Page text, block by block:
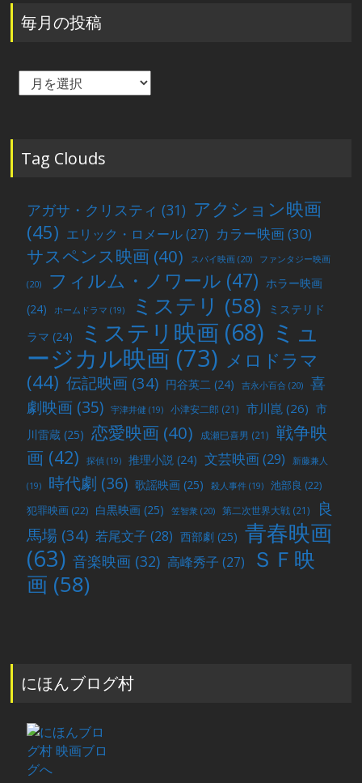
毎月の投稿
毎
稿
Tag Clouds
アガサ・クリスティ (31) アクション映画
(45) エリック・ロメール(27) カラー映画(30)
サスペンス映画 (40) スパイ映画 (20) ファンタジー映画
(20) フィルム・ノワール (47) ホラー映画
(24)
ホームドラマ (19) ミステリ (58)
ミステリド
ラマ (24) ミステリ映画 (68) ミュ
ージカル映画 (73) メロドラマ
(44) 伝記映画 (34) 円谷英二 (24) 吉永小百合 (20)
喜
劇映画 (35) 宇津井健 (19) 小津安二郎 (21) 市川崑 (26) 市
川雷蔵 (25) 恋愛映画 (40) 成瀬巳喜男 (21)
戦争映
画 (42) 探偵 (19) 推理小説 (24) 文芸映画(29) 新藤兼人
(19) 時代劇 (36) 歌謡映画 (25) 殺人事件 (19) 池部良 (22)
犯罪映画 (22) 白黒映画 (25) 笠智衆 (20) 第二次世界大戦 (21)
良
馬場 (34) 若尾文子 (28) 西部劇 (25) 青春映画
(63) 音楽映画 (32) 高峰秀子 (27)
ＳＦ映
画 (58)
にほんブログ村